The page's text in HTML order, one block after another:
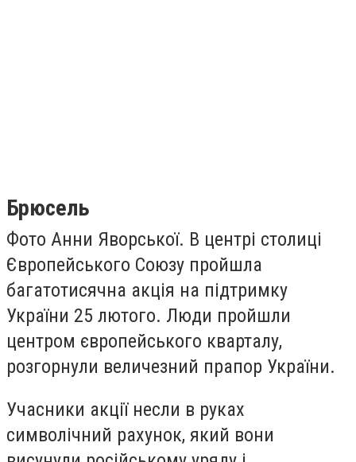
Брюсель
Фото Анни Яворської. В центрі столиці
Європейського Союзу пройшла
багатотисячна акція на підтримку
України 25 лютого. Люди пройшли
центром європейського кварталу,
розгорнули величезний прапор України.
Учасники акції несли в руках
символічний рахунок, який вони